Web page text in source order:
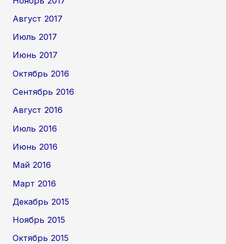
Август 2017
Июль 2017
Июнь 2017
Октябрь 2016
Сентябрь 2016
Август 2016
Июль 2016
Июнь 2016
Май 2016
Март 2016
Декабрь 2015
Ноябрь 2015
Октябрь 2015